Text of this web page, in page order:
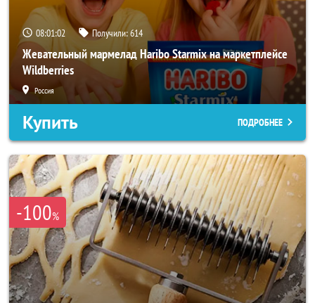
08:01:00 Получили:614
Жевательный мармелад Haribo Starmix на маркетплейсе
Wildberries
Россия
Купить ПОДРОБНЕЕ
-100%